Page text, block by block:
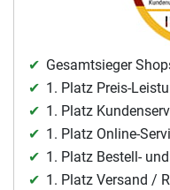
Gesamtsieger
1. Platz Preis-
1. Platz
1. Platz Online-
1. Platz Bestell-
1. Platz Versand /